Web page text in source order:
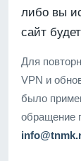
либо вы
сайт
Для
VPN и
было
обращение